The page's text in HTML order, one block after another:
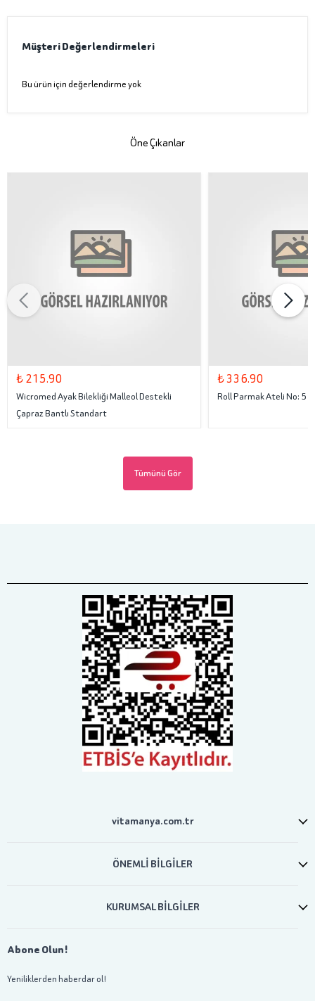
Müşteri Değerlendirmeleri
Bu ürün için değerlendirme yok
Öne Çıkanlar
₺ 215.90
Wicromed Ayak Bilekliği Malleol Destekli
Çapraz Bantlı Standart
₺ 336.90
Roll Parmak Ateli No: 5
Tümünü Gör
vitamanya.com.tr
ÖNEMLİ BİLGİLER
KURUMSAL BİLGİLER
Abone Olun!
Yeniliklerden haberdar ol!